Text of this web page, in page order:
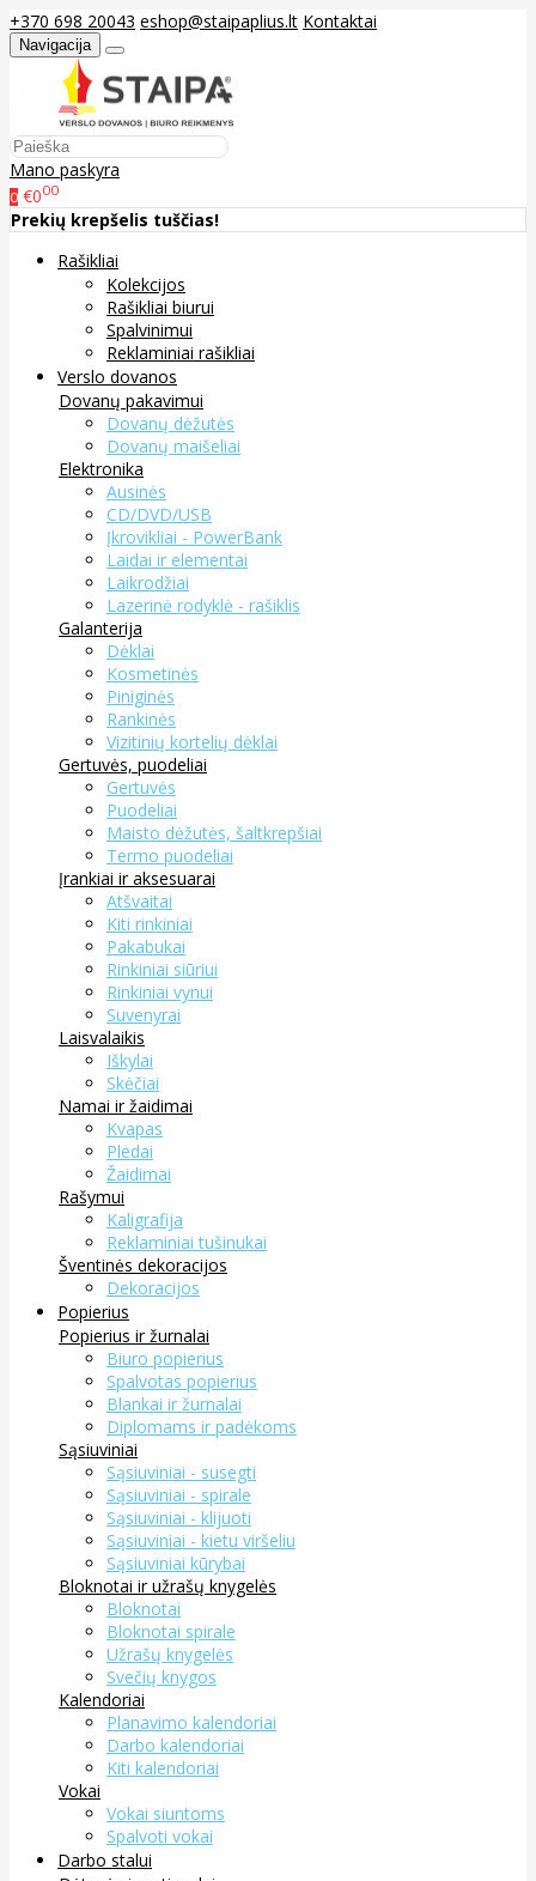
+370 698 20043 eshop@staipaplius.lt Kontaktai
Navigacija
Mano paskyra
0 €000
Prekių krepšelis tuščias!
Rašikliai
Kolekcijos
Rašikliai biurui
Spalvinimui
Reklaminiai rašikliai
Verslo dovanos
Dovanų pakavimui
Dovanų dėžutės
Dovanų maišeliai
Elektronika
Ausinės
CD/DVD/USB
Įkrovikliai - PowerBank
Laidai ir elementai
Laikrodžiai
Lazerinė rodyklė - rašiklis
Galanterija
Dėklai
Kosmetinės
Piniginės
Rankinės
Vizitinių kortelių dėklai
Gertuvės, puodeliai
Gertuvės
Puodeliai
Maisto dėžutės, šaltkrepšiai
Termo puodeliai
Įrankiai ir aksesuarai
Atšvaitai
Kiti rinkiniai
Pakabukai
Rinkiniai siūriui
Rinkiniai vynui
Suvenyrai
Laisvalaikis
Iškylai
Skėčiai
Namai ir žaidimai
Kvapas
Pledai
Žaidimai
Rašymui
Kaligrafija
Reklaminiai tušinukai
Šventinės dekoracijos
Dekoracijos
Popierius
Popierius ir žurnalai
Biuro popierius
Spalvotas popierius
Blankai ir žurnalai
Diplomams ir padėkoms
Sąsiuviniai
Sąsiuviniai - susegti
Sąsiuviniai - spirale
Sąsiuviniai - klijuoti
Sąsiuviniai - kietu viršeliu
Sąsiuviniai kūrybai
Bloknotai ir užrašų knygelės
Bloknotai
Bloknotai spirale
Užrašų knygelės
Svečių knygos
Kalendoriai
Planavimo kalendoriai
Darbo kalendoriai
Kiti kalendoriai
Vokai
Vokai siuntoms
Spalvoti vokai
Darbo stalui